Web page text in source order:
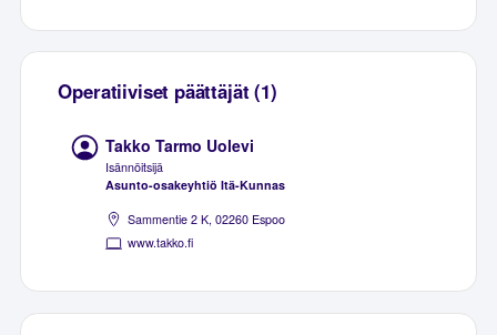
Operatiiviset päättäjät (1)
Takko Tarmo Uolevi
Isännöitsijä
Asunto-osakeyhtiö Itä-Kunnas
Sammentie 2 K, 02260 Espoo
www.takko.fi